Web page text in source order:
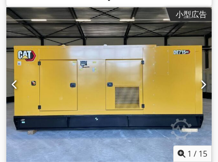
小型広告
1 / 15